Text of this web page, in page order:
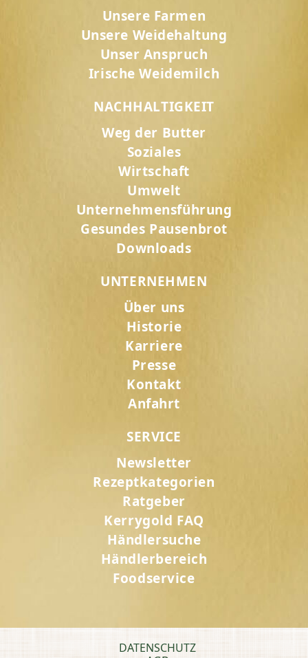
Unsere Farmen
Unsere Weidehaltung
Unser Anspruch
Irische Weidemilch
NACHHALTIGKEIT
Weg der Butter
Soziales
Wirtschaft
Umwelt
Unternehmensführung
Gesundes Pausenbrot
Downloads
UNTERNEHMEN
Über uns
Historie
Karriere
Presse
Kontakt
Anfahrt
SERVICE
Newsletter
Rezeptkategorien
Ratgeber
Kerrygold FAQ
Händlersuche
Händlerbereich
Foodservice
DATENSCHUTZ